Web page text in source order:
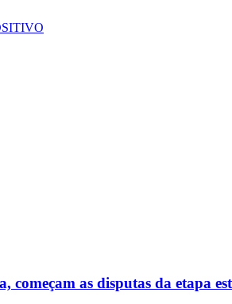
começam as disputas da etapa